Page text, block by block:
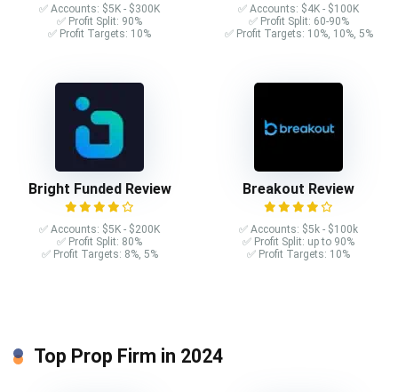
✅ Accounts: $5K - $300K
✅ Profit Split: 90%
✅ Profit Targets: 10%
✅ Accounts: $4K - $100K
✅ Profit Split: 60-90%
✅ Profit Targets: 10%, 10%, 5%
Bright Funded Review
✅ Accounts: $5K - $200K
✅ Profit Split: 80%
✅ Profit Targets: 8%, 5%
Breakout Review
✅ Accounts: $5k - $100k
✅ Profit Split: up to 90%
✅ Profit Targets: 10%
Top Prop Firm in 2024